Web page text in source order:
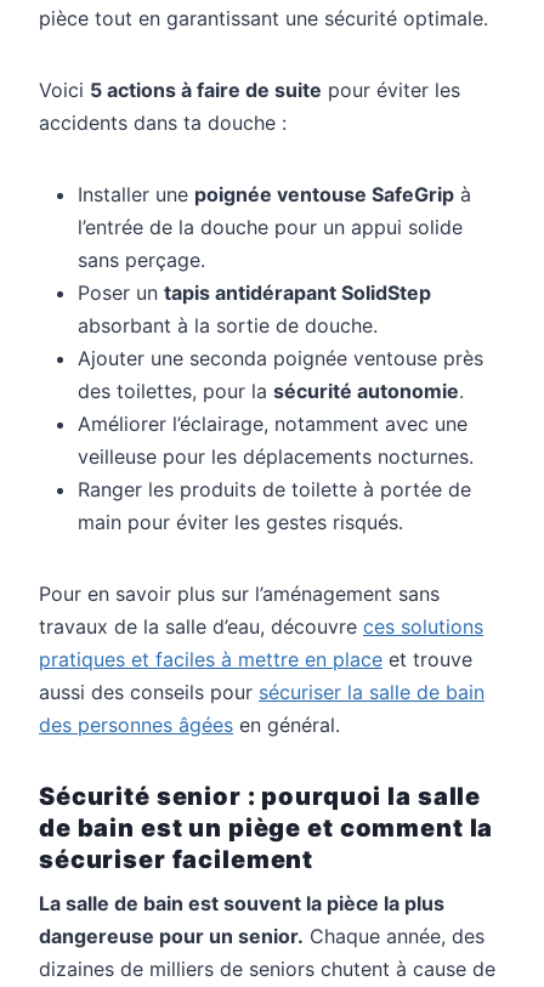
pièce tout en garantissant une sécurité optimale.
Voici 5 actions à faire de suite pour éviter les
accidents dans ta douche :
Installer une poignée ventouse SafeGrip à
l’entrée de la douche pour un appui solide
sans perçage.
Poser un tapis antidérapant SolidStep
absorbant à la sortie de douche.
Ajouter une seconda poignée ventouse près
des toilettes, pour la sécurité autonomie.
Améliorer l’éclairage, notamment avec une
veilleuse pour les déplacements nocturnes.
Ranger les produits de toilette à portée de
main pour éviter les gestes risqués.
Pour en savoir plus sur l’aménagement sans
travaux de la salle d’eau, découvre ces solutions
pratiques et faciles à mettre en place et trouve
aussi des conseils pour sécuriser la salle de bain
des personnes âgées en général.
Sécurité senior : pourquoi la salle
de bain est un piège et comment la
sécuriser facilement
La salle de bain est souvent la pièce la plus
dangereuse pour un senior. Chaque année, des
dizaines de milliers de seniors chutent à cause de